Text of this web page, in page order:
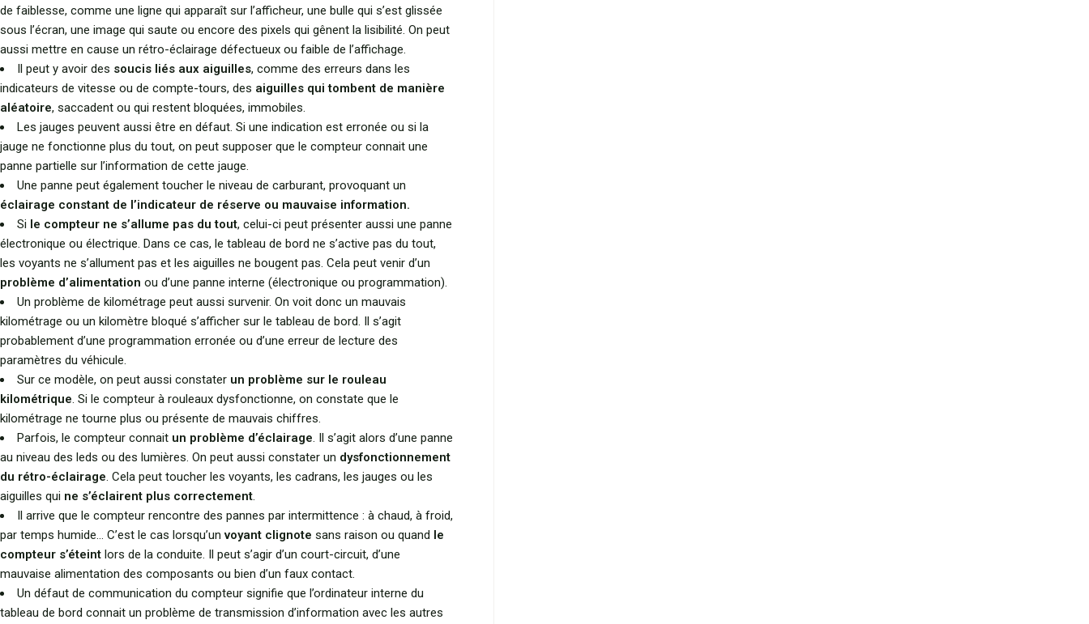
de faiblesse, comme une ligne qui apparaît sur l’afficheur, une bulle qui s’est glissée
sous l’écran, une image qui saute ou encore des pixels qui gênent la lisibilité. On peut
aussi mettre en cause un rétro-éclairage défectueux ou faible de l’affichage.
Il peut y avoir des soucis liés aux aiguilles, comme des erreurs dans les
indicateurs de vitesse ou de compte-tours, des aiguilles qui tombent de manière
aléatoire, saccadent ou qui restent bloquées, immobiles.
Les jauges peuvent aussi être en défaut. Si une indication est erronée ou si la
jauge ne fonctionne plus du tout, on peut supposer que le compteur connait une
panne partielle sur l’information de cette jauge.
Une panne peut également toucher le niveau de carburant, provoquant un
éclairage constant de l’indicateur de réserve ou mauvaise information.
Si le compteur ne s’allume pas du tout, celui-ci peut présenter aussi une panne
électronique ou électrique. Dans ce cas, le tableau de bord ne s’active pas du tout,
les voyants ne s’allument pas et les aiguilles ne bougent pas. Cela peut venir d’un
problème d’alimentation ou d’une panne interne (électronique ou programmation).
Un problème de kilométrage peut aussi survenir. On voit donc un mauvais
kilométrage ou un kilomètre bloqué s’afficher sur le tableau de bord. Il s’agit
probablement d’une programmation erronée ou d’une erreur de lecture des
paramètres du véhicule.
Sur ce modèle, on peut aussi constater un problème sur le rouleau
kilométrique. Si le compteur à rouleaux dysfonctionne, on constate que le
kilométrage ne tourne plus ou présente de mauvais chiffres.
Parfois, le compteur connait un problème d’éclairage. Il s’agit alors d’une panne
au niveau des leds ou des lumières. On peut aussi constater un dysfonctionnement
du rétro-éclairage. Cela peut toucher les voyants, les cadrans, les jauges ou les
aiguilles qui ne s’éclairent plus correctement.
Il arrive que le compteur rencontre des pannes par intermittence : à chaud, à froid,
par temps humide… C’est le cas lorsqu’unvoyant clignote sans raison ou quand
le
compteur s’éteint lors de la conduite. Il peut s’agir d’un court-circuit, d’une
mauvaise alimentation des composants ou bien d’un faux contact.
Un défaut de communication du compteur signifie que l’ordinateur interne du
tableau de bord connait un problème de transmission d’information avec les autres